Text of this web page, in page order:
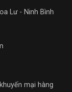
Lư - Ninh Bình
mại hàng